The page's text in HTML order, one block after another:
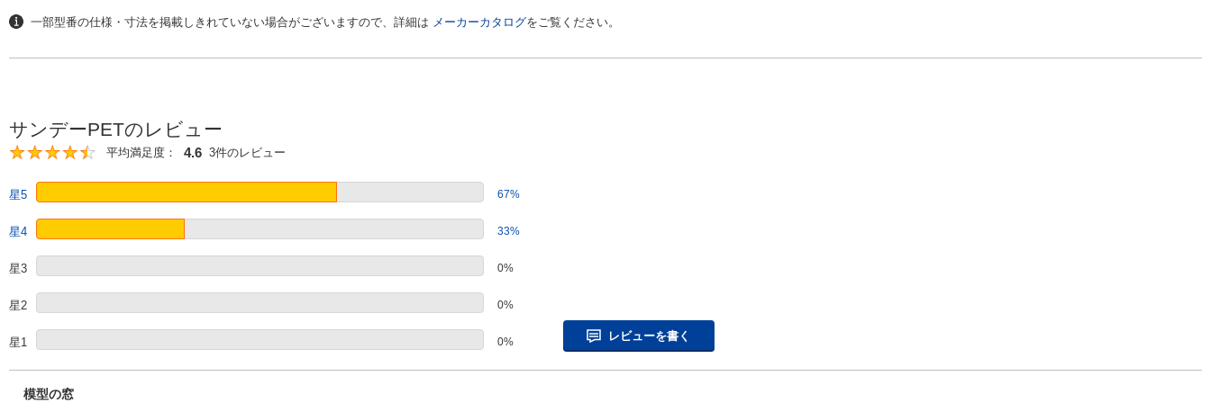
一部型番の仕様・寸法を掲載しきれていない場合がございますので、詳細は メーカーカタログをご覧ください。
サンデーPETのレビュー
4.6
平均満足度： 4.6 3件のレビュー
星5 67%
星4 33%
星3 0%
星2 0%
星1 0% レビューを書く
模型の窓